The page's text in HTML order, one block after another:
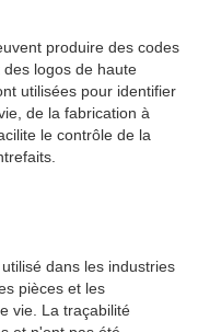
produire des codes
logos de haute
utilisées pour identifier
de la fabrication à
le contrôle de la
dans les industries
pièces et les
vie. La traçabilité